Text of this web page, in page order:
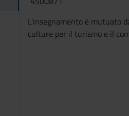
L'insegnamento è mutuato
culture per il turismo e il